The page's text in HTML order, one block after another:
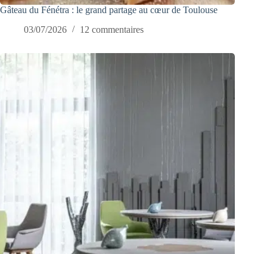
Gâteau du Fénétra : le grand partage au cœur de Toulouse
03/07/2026
12 commentaires